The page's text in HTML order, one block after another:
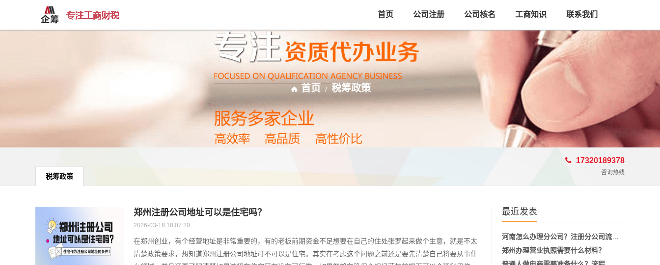
首页 公司注册 公司核名 工商知识 联系我们
首页 / 税筹政策
税筹政策
17320189378
咨询热线
最近发表
郑州办理营业执照需要什么材料？
郑州注册公司地址可以是住宅吗？
2026-03-18 18:07:20
在郑州创业，有个经营地址是非常重要的，有的老板前期资金不足想要在自己的住处张罗起来做个生意，就是不太
清楚政策要求，想知道郑州注册公司地址可不可以是住宅。其实在考虑这个问题之前还是要先清楚自己将要从事什